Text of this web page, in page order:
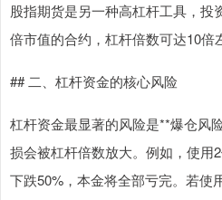
股指期货是另一种高杠杆工具，投
倍市值的合约，杠杆倍数可达10倍
## 二、杠杆资金的核心风险
杠杆资金最显著的风险是**爆仓风
损会被杠杆倍数放大。例如，使用
下跌50%，本金将全部亏完。若使